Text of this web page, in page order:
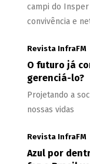
campi do Insper
convivência e
Revista InfraFM
O futuro já
gerenciá-lo?
Projetando a
nossas vidas
Revista InfraFM
Azul por